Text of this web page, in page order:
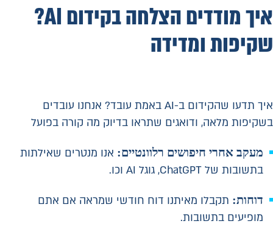
איך מודדים הצלחה בקידום AI?
שקיפות ומדידה
איך תדעו שהקידום ב-AI באמת עובד? אנחנו עובדים
בשקיפות מלאה, ודואגים שתראו בדיוק מה קורה בפועל
מעקב אחרי חיפושים רלוונטיים: אנו מנטרים שאילתות
בתשובות של ChatGPT, גוגל AI וכו.
דוחות: תקבלו מאיתנו דוח חודשי שמראה אם אתם
מופיעים בתשובות.